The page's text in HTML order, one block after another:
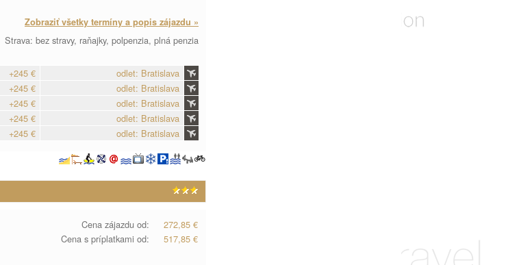
Zobraziť všetky termíny a popis zájazdu »
Strava: bez stravy, raňajky, polpenzia, plná penzia
+245 €
odlet: Bratislava
+245 €
odlet: Bratislava
+245 €
odlet: Bratislava
+245 €
odlet: Bratislava
+245 € odlet: Bratislava
Cena zájazdu od:
272,85 €
Cena s príplatkami od:
517,85 €